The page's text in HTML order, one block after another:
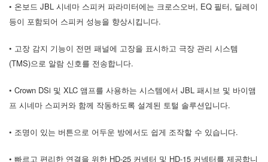
• 온보드 JBL 시네마 스피커 파라미터에는 크로스오버, EQ 필터, 딜레이
등이 포함되어 스피커 성능을 향상시킵니다.
• 고장 감지 기능이 전면 패널에 고장을 표시하고 극장 관리 시스템
(TMS)으로 알람 신호를 전송합니다.
• Crown DSi 및 XLC 앰프를 사용하는 시스템에서 JBL 패시브 및 바이앰
프 시네마 스피커와 함께 작동하도록 설계된 토털 솔루션입니다.
• 조명이 있는 버튼으로 어두운 방에서도 쉽게 조작할 수 있습니다.
• 빠르고 편리한 연결을 위한 HD-25 커넥터 및 HD-15 커넥터를 제공합니